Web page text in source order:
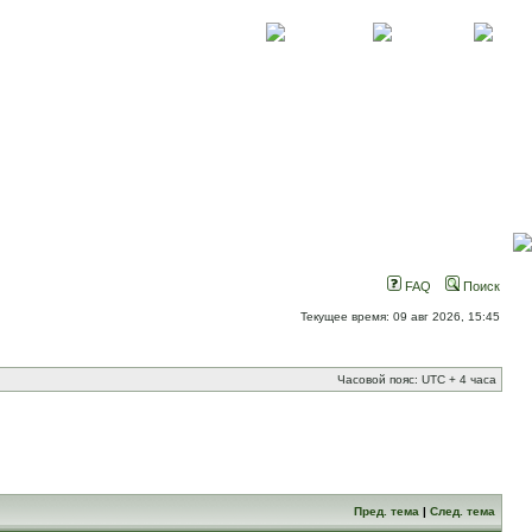
FAQ Поиск
Текущее время: 09 авг 2026, 15:45
Часовой пояс: UTC + 4 часа
Пред. тема | След. тема